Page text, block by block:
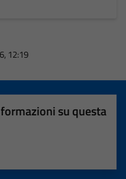
12:19
su questa
5